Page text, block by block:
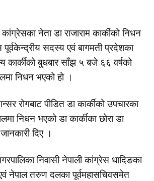
नेता डा राजाराम कार्कीको निधन
सदस्य एवं बागमती प्रदेशका
कार्कीको बुधबार साँझ ५ बजे ६६ वर्षको
निधन भएको हो ।
रोगबाट पीडित डा कार्कीको उपचारका
निधन भएको डा कार्कीका छोरा डा
दिए ।
निवासी नेपाली कांग्रेस धादिङका
नेपाल तरुण दलका पूर्वमहासचिवसमेत